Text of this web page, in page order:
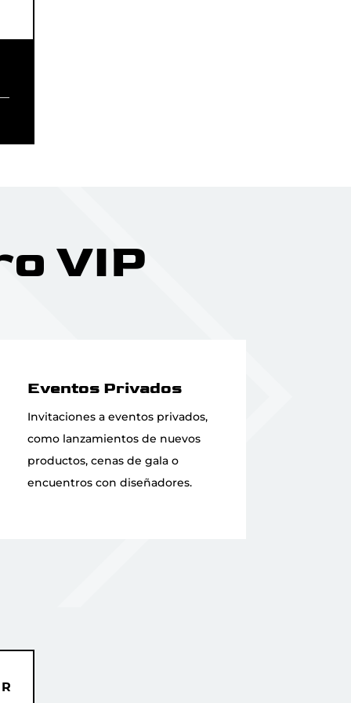
VIP
Eventos Privados
Invitaciones a eventos privados,
como lanzamientos de nuevos
productos, cenas de gala o
encuentros con diseñadores.